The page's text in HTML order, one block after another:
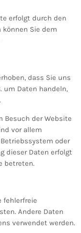
erfolgt durch den
Sie dem
dass Sie uns
um Daten handeln,
Besuch der Website
vor allem
oder
dieser Daten erfolgt
betreten.
fehlerfreie
Andere Daten
verwendet werden.